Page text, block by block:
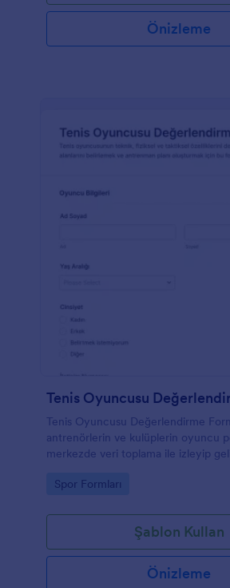
Önizleme
Tenis Oyuncusu
Tenis Oyuncusu Değerlendirme
antrenörlerin ve kulüplerin oyuncu
merkezde veri toplama ile izleyip
Go to Category:
Spor Formları
Şablon Kullan
Önizleme